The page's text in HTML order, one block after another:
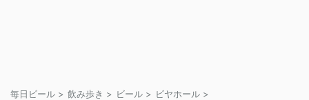
毎日ビール > 飲み歩き > ビール > ビヤホール >